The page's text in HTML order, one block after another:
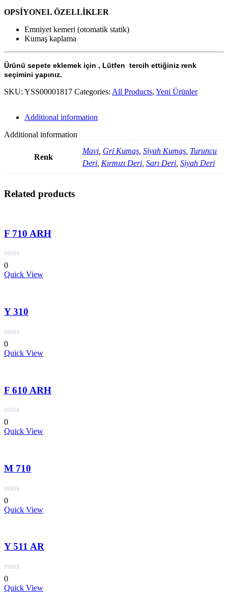
OPSİYONEL ÖZELLİKLER
Emniyet kemeri (otomatik statik)
Kumaş kaplama
Ürünü sepete eklemek için , Lütfen tercih ettiğiniz renk
seçimini yapınız.
SKU: YSS00001817 Categories: All Products, Yeni Ürünler
Additional information
Additional information
Renk
Mavi Gri Kumaş Siyah Kumaş Turuncu
Deri Kırmızı Deri Sarı Deri Siyah Deri
Related products
F 710 ARH
0
Quick View
Y 310
0
Quick View
F 610 ARH
0
Quick View
M 710
0
Quick View
Y 511 AR
0
Quick View